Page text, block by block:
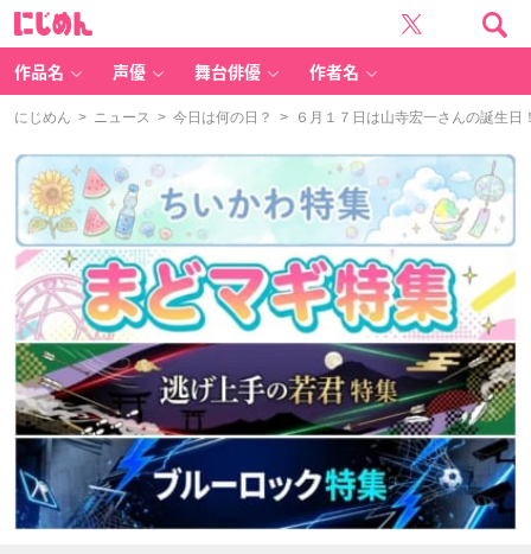
作品名 声優 舞台俳優 作者名
にじめん > ニュース > 今日は何の日？ > ６月１７日は山寺宏一さんの誕生日